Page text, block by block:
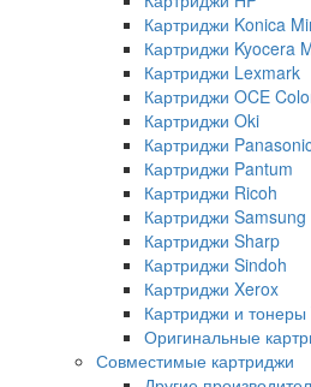
Картриджи Konica
Картриджи Kyocera
Картриджи Lexmark
Картриджи OCE
Картриджи Oki
Картриджи
Картриджи Pantum
Картриджи Ricoh
Картриджи Samsung
Картриджи Sharp
Картриджи Sindoh
Картриджи Xerox
Картриджи и тонеры
Оригинальные
Совместимые картриджи